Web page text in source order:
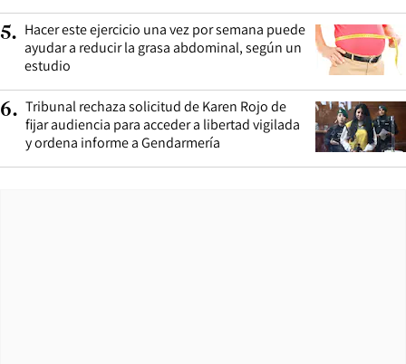
5. Hacer este ejercicio una vez por semana puede
ayudar a reducir la grasa abdominal, según un
estudio
6. Tribunal rechaza solicitud de Karen Rojo de
fijar audiencia para acceder a libertad vigilada
y ordena informe a Gendarmería